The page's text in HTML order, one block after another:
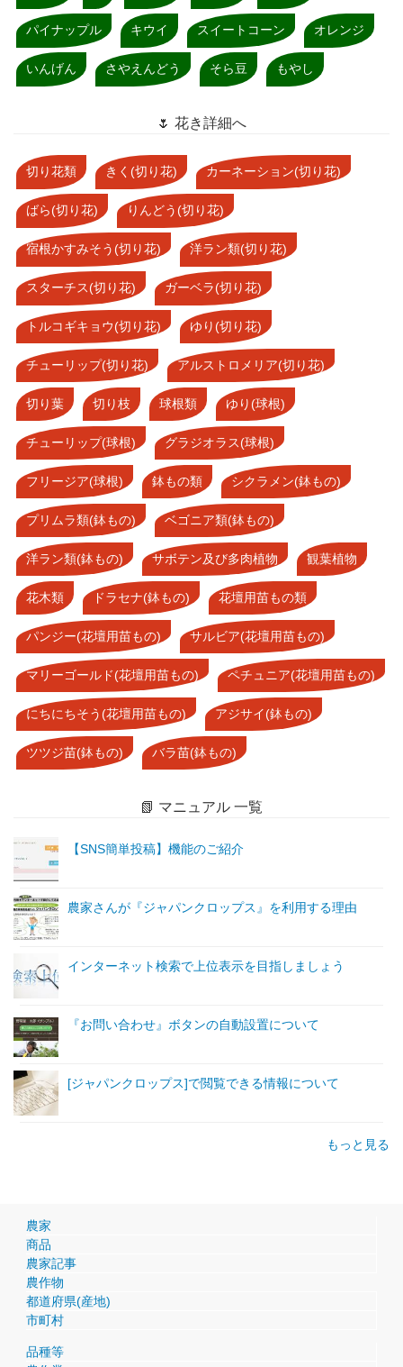
パイナップル キウイ スイートコーン オレンジ
いんげん さやえんどう そら豆 もやし
🌷 花き詳細へ
切り花類 きく(切り花) カーネーション(切り花)
ばら(切り花) りんどう(切り花)
宿根かすみそう(切り花) 洋ラン類(切り花)
スターチス(切り花) ガーベラ(切り花)
トルコギキョウ(切り花) ゆり(切り花)
チューリップ(切り花) アルストロメリア(切り花)
切り葉 切り枝 球根類 ゆり(球根)
チューリップ(球根) グラジオラス(球根)
フリージア(球根) 鉢もの類 シクラメン(鉢もの)
プリムラ類(鉢もの) ベゴニア類(鉢もの)
洋ラン類(鉢もの) サボテン及び多肉植物 観葉植物
花木類 ドラセナ(鉢もの) 花壇用苗もの類
パンジー(花壇用苗もの) サルビア(花壇用苗もの)
マリーゴールド(花壇用苗もの) ペチュニア(花壇用苗もの)
にちにちそう(花壇用苗もの) アジサイ(鉢もの)
ツツジ苗(鉢もの) バラ苗(鉢もの)
📗 マニュアル 一覧
【SNS簡単投稿】機能のご紹介
農家さんが『ジャパンクロップス』を利用する理由
インターネット検索で上位表示を目指しましょう
『お問い合わせ』ボタンの自動設置について
[ジャパンクロップス]で閲覧できる情報について
もっと見る
農家
商品
農家記事
農作物
都道府県(産地)
市町村
品種等